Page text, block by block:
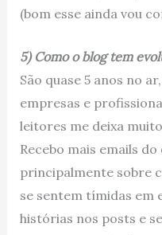
(bom esse ainda vou
5) Como o blog tem
São quase 5 anos no
empresas e
leitores me deixa
Recebo mais emails
principalmente sobre
se sentem tímidas em
histórias nos posts e